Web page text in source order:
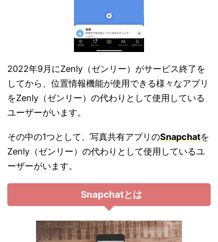
2022年9月にZenly（ゼンリー）がサービス終了を
してから、位置情報機能が使用できる様々なアプリ
をZenly（ゼンリー）の代わりとして使用している
ユーザーがいます。
その中の1つとして、写真共有アプリのSnapchatを
Zenly（ゼンリー）の代わりとして使用しているユ
ーザーがいます。
Snapchatとは